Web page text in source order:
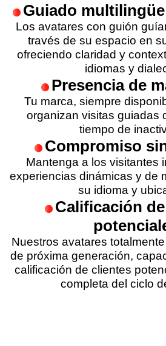
Guiado multilingüe
Los avatares con guión
través de su espacio en
ofreciendo claridad y
idiomas y
Presencia de
Tu marca, siempre
organizan visitas guiadas
tiempo de
Compromiso
Mantenga a los visitantes
experiencias dinámicas y de
su idioma y
Calificación
Nuestros avatares
de próxima generación,
calificación de clientes
completa del ciclo